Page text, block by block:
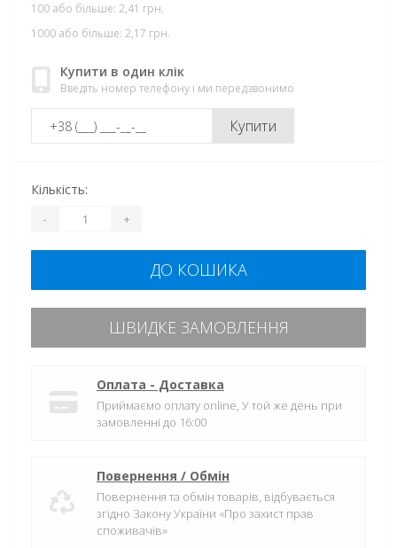
100 або більше: 2,41 грн.
1000 або більше: 2,17 грн.
Купити в один клік
Введіть номер телефону і ми передзвонимо
Купити
Кількість:
- +
ДО КОШИКА
ШВИДКЕ ЗАМОВЛЕННЯ
Оплата - Доставка
Приймаємо оплату online, У той же день при
замовленні до 16:00
Повернення / Обмін
Повернення та обмін товарів, відбувається
згідно Закону України «Про захист прав
споживачів»